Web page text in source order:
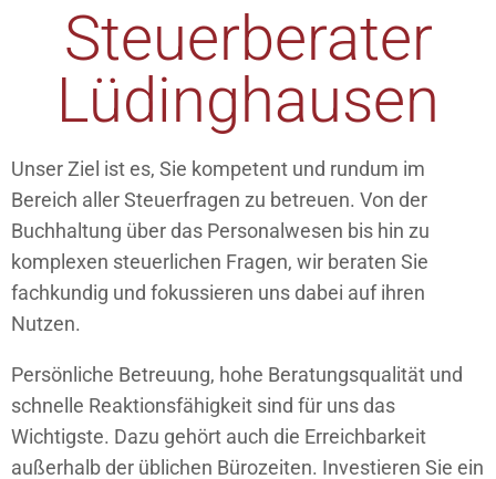
Steuerberater
Lüdinghausen
Unser Ziel ist es, Sie kompetent und rundum im
Bereich aller Steuerfragen zu betreuen. Von der
Buchhaltung über das Personalwesen bis hin zu
komplexen steuerlichen Fragen, wir beraten Sie
fachkundig und fokussieren uns dabei auf ihren
Nutzen.
Persönliche Betreuung, hohe Beratungsqualität und
schnelle Reaktionsfähigkeit sind für uns das
Wichtigste. Dazu gehört auch die Erreichbarkeit
außerhalb der üblichen Bürozeiten. Investieren Sie ein